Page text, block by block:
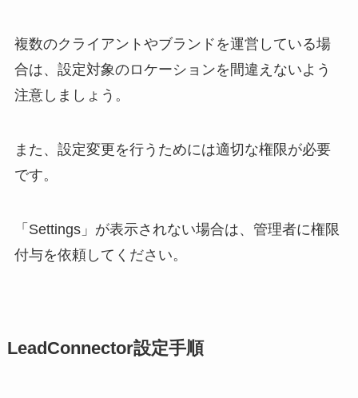
複数のクライアントやブランドを運営している場
合は、設定対象のロケーションを間違えないよう
注意しましょう。
また、設定変更を行うためには適切な権限が必要
です。
「Settings」が表示されない場合は、管理者に権限
付与を依頼してください。
LeadConnector設定手順